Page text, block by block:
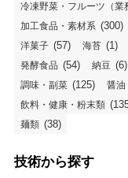
冷凍野菜・フルーツ（業
加工食品・素材系 (300)
洋菓子 (57) 海苔 (1)
発酵食品 (54) 納豆 (6)
調味・副菜 (125) 醤油
飲料・健康・粉末類
麺類 (38)
技術から探す